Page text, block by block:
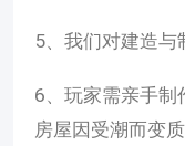
5、我们对建造与
6、玩家需亲手制
房屋因受潮而变